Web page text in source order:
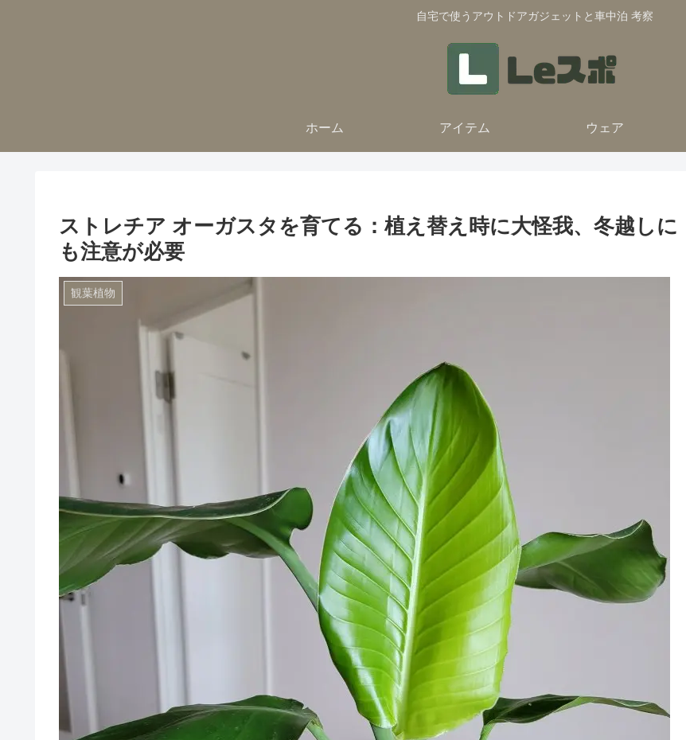
自宅で使うアウトドアガジェットと車中泊 考察
ホーム アイテム ウェア
ストレチア オーガスタを育てる：植え替え時に大怪我、冬越しに
も注意が必要
観葉植物